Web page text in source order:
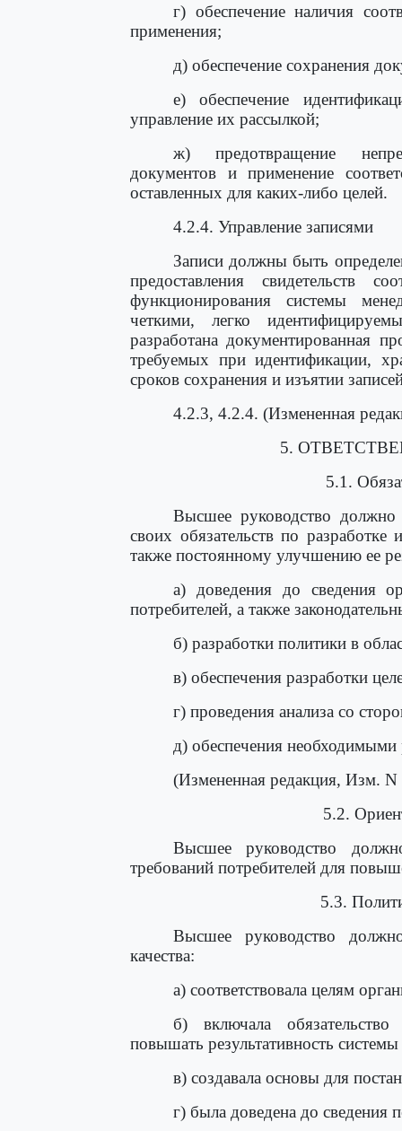
г) обеспечение наличия
применения;
д) обеспечение сохранения
е) обеспечение
управление их рассылкой;
ж) предотвращение
документов и применение
оставленных для каких-либо целей.
4.2.4. Управление записями
Записи должны быть
предоставления свидетельств
функционирования системы
четкими, легко
разработана документированная
требуемых при идентификации,
сроков сохранения и изъятии
4.2.3, 4.2.4. (Измененная
5.
5.1.
Высшее руководство должно
своих обязательств по
также постоянному улучшению ее
а) доведения до сведения
потребителей, а также
б) разработки политики в
в) обеспечения разработки
г) проведения анализа со
д) обеспечения необходимыми
(Измененная редакция, Изм. N
5.2.
Высшее руководство
требований потребителей для
5.3.
Высшее руководство
качества:
а) соответствовала целям
б) включала
повышать результативность
в) создавала основы для
г) была доведена до сведения